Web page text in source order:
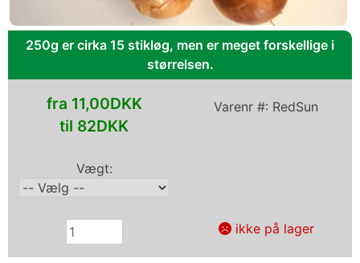
Vægt:
Varenr #: RedSun
fra 11,00DKK
til 82DKK
ikke på lager
250g er cirka 15 stikløg, men er meget forskellige i
størrelsen.